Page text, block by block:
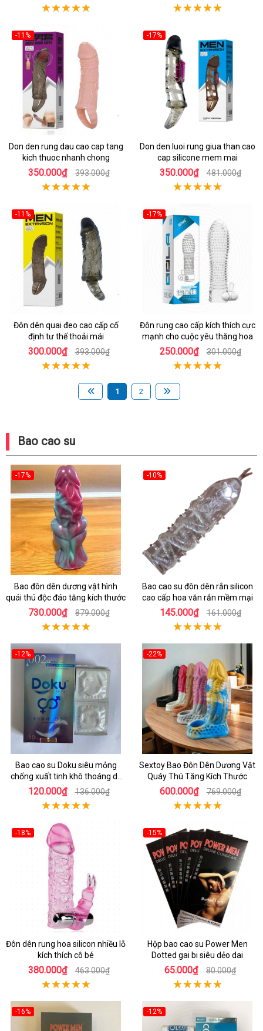
-11%
Don den rung dau cao cap tang
kich thuoc nhanh chong
350.000₫ 393.000₫
-17%
Don den luoi rung giua than cao
cap silicone mem mai
350.000₫ 481.000₫
-11%
Đôn dên quai đeo cao cấp cố
định tư thế thoải mái
300.000₫ 393.000₫
-17%
Đôn rung cao cấp kích thích cực
mạnh cho cuộc yêu thăng hoa
250.000₫ 301.000₫
1 2
Bao cao su
-17%
Bao đôn dên dương vật hình
quái thú độc đáo tăng kích thước
730.000₫ 879.000₫
-10%
Bao cao su đôn dên rắn silicon
cao cấp hoa văn rắn mềm mại
145.000₫ 161.000₫
-12%
Bao cao su Doku siêu mỏng
chống xuất tinh khô thoáng dễ
chịu
120.000₫ 136.000₫
-22%
Sextoy Bao Đôn Dên Dương Vật
Quáy Thú Tăng Kích Thước
600.000₫ 769.000₫
-18%
Đôn dên rung hoa silicon nhiều lỗ
kích thích cô bé
380.000₫ 463.000₫
-15%
Hộp bao cao su Power Men
Dotted gai bi siêu dẻo dai
65.000₫ 80.000₫
-16% -12%